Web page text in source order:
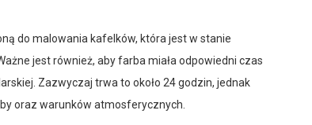
do malowania kafelków, która jest w stanie
jest również, aby farba miała odpowiedni czas
Zazwyczaj trwa to około 24 godzin, jednak
oraz warunków atmosferycznych.